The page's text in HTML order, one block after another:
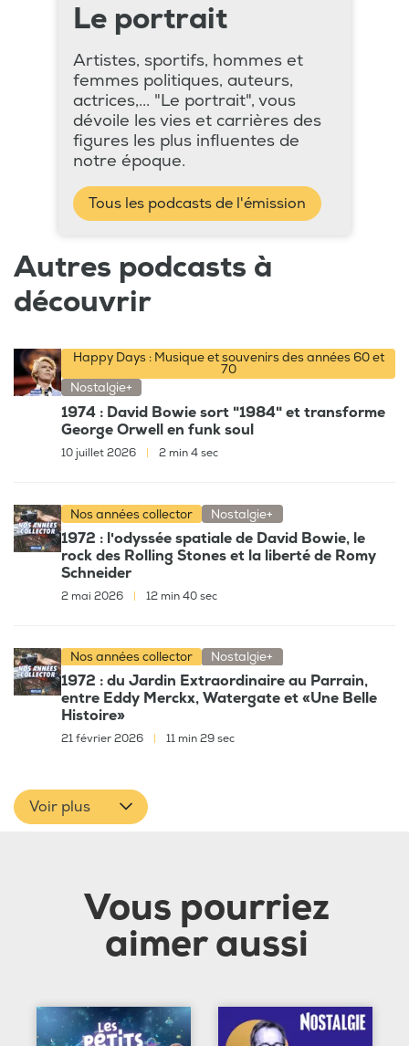
Le portrait
Artistes, sportifs, hommes et
femmes politiques, auteurs,
actrices,... "Le portrait", vous
dévoile les vies et carrières des
figures les plus influentes de
notre époque.
Tous les podcasts de l'émission
Autres podcasts à
découvrir
Happy Days : Musique et souvenirs des années 60 et
70
Nostalgie+
1974 : David Bowie sort "1984" et transforme
George Orwell en funk soul
10 juillet 2026 2 min 4 sec
Nos années collector Nostalgie+
1972 : l'odyssée spatiale de David Bowie, le
rock des Rolling Stones et la liberté de Romy
Schneider
2 mai 2026 | 12 min 40 sec
Nos années collector Nostalgie+
1972 : du Jardin Extraordinaire au Parrain,
entre Eddy Merckx, Watergate et «Une Belle
Histoire»
21 février 2026 11 min 29 sec
Voir plus
Vous pourriez
aimer aussi